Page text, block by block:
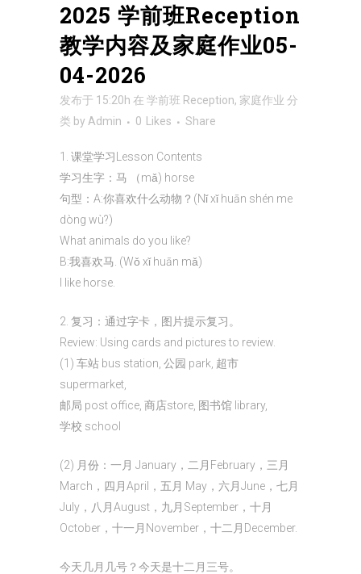
2025 学前班Reception
教学内容及家庭作业05-
04-2026
发布于 15:20h 在 学前班 Reception, 家庭作业 分
类 by Admin 0 Likes Share
1. 课堂学习Lesson Contents
学习生字：马 （mǎ) horse
句型：A:你喜欢什么动物？(Nǐ xǐ huān shén me
dòng wù?)
What animals do you like?
B:我喜欢马. (Wǒ xǐ huān mǎ)
I like horse.
2. 复习：通过字卡，图片提示复习。
Review: Using cards and pictures to review.
(1) 车站 bus station, 公园 park, 超市
supermarket,
邮局 post office, 商店store, 图书馆 library,
学校 school
(2) 月份：一月 January，二月February，三月
March，四月April，五月 May，六月June，七月
July，八月August，九月September，十月
October，十一月November，十二月December.
今天几月几号？今天是十二月三号。